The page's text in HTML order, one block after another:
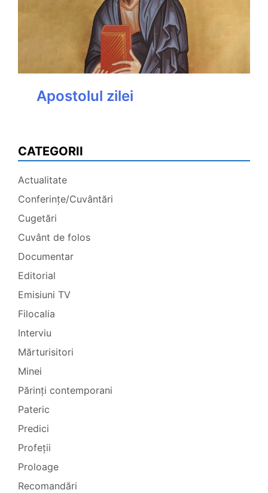
Apostolul zilei
CATEGORII
Actualitate
Conferințe/Cuvântări
Cugetări
Cuvânt de folos
Documentar
Editorial
Emisiuni TV
Filocalia
Interviu
Mărturisitori
Minei
Părinți contemporani
Pateric
Predici
Profeții
Proloage
Recomandări